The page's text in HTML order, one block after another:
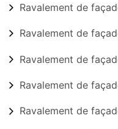
Ravalement de
Ravalement de
Ravalement de
Ravalement de
Ravalement de